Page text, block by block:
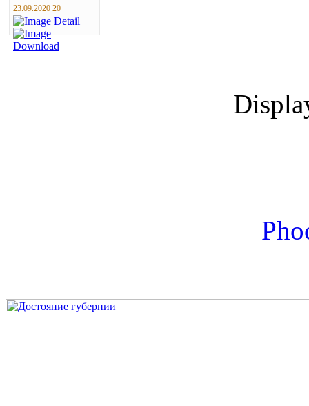
23.09.2020 20